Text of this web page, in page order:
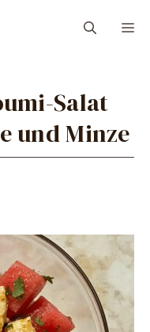
Salat
und Minze